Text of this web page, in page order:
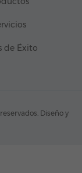
de Éxito
Diseño y